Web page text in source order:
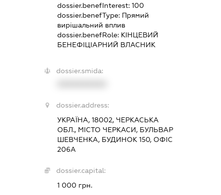
dossier.benefInterest: 100
dossier.benefType: Прямий
вирішальний вплив
dossier.benefRole: КІНЦЕВИЙ
БЕНЕФІЦІАРНИЙ ВЛАСНИК
dossier.smida:
dossier.address:
УКРАЇНА, 18002, ЧЕРКАСЬКА
ОБЛ., МІСТО ЧЕРКАСИ, БУЛЬВАР
ШЕВЧЕНКА, БУДИНОК 150, ОФІС
206А
dossier.capital:
1 000 грн.